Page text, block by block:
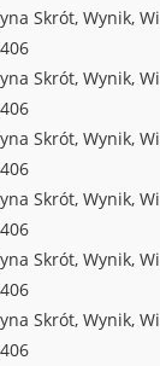
Skrót, Wynik,
Skrót, Wynik,
Skrót, Wynik,
Skrót, Wynik,
Skrót, Wynik,
Skrót, Wynik,